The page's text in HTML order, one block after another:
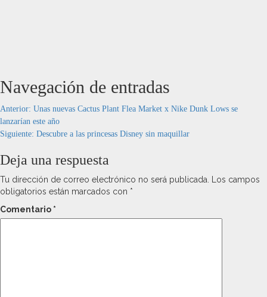
Navegación de entradas
Anterior: Unas nuevas Cactus Plant Flea Market x Nike Dunk Lows se
lanzarían este año
Siguiente: Descubre a las princesas Disney sin maquillar
Deja una respuesta
Tu dirección de correo electrónico no será publicada. Los campos
obligatorios están marcados con *
Comentario *